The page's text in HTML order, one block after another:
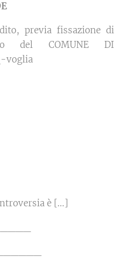
previa fissazione di
del COMUNE DI
è [...]